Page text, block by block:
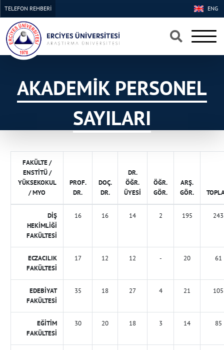
ENG
TELEFON REHBERİ
AKADEMİK PERSONEL
SAYILARI
FAKÜLTE /
ENSTİTÜ /
YÜKSEKOKUL
/ MYO
PROF.
DR.
DOÇ.
DR.
DR.
ÖĞR.
ÜYESİ
ÖĞR.
GÖR.
ARŞ.
GÖR.
DİŞ
HEKİMLİĞİ
FAKÜLTESİ
16 16 14 2 195 243
ECZACILIK
FAKÜLTESİ
17 12 12 - 20 61
EDEBİYAT
FAKÜLTESİ
35 18 27 4 21 105
EĞİTİM
FAKÜLTESİ
30 20 18 3 14 85